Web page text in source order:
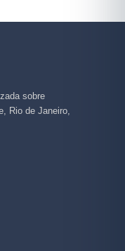
sobre
Rio de Janeiro,